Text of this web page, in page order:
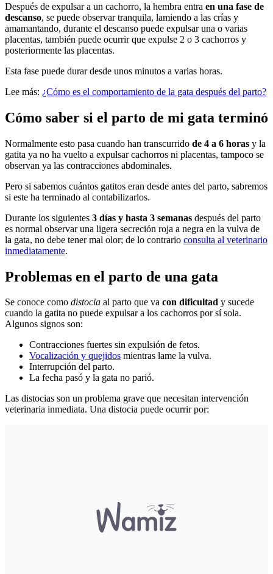
Después de expulsar a un cachorro, la hembra entra en una fase de
descanso, se puede observar tranquila, lamiendo a las crías y
amamantando, durante el descanso puede expulsar una o varias
placentas, también puede ocurrir que expulse 2 o 3 cachorros y
posteriormente las placentas.
Esta fase puede durar desde unos minutos a varias horas.
Lee más: ¿Cómo es el comportamiento de la gata después del parto?
Cómo saber si el parto de mi gata terminó
Normalmente esto pasa cuando han transcurrido de 4 a 6 horas y la
gatita ya no ha vuelto a expulsar cachorros ni placentas, tampoco se
observan ya las contracciones abdominales.
Pero si sabemos cuántos gatitos eran desde antes del parto, sabremos
si este ha terminado al contabilizarlos.
Durante los siguientes 3 días y hasta 3 semanas después del parto
es normal observar una ligera secreción roja a negra en la vulva de
la gata, no debe tener mal olor; de lo contrario consulta al veterinario
inmediatamente.
Problemas en el parto de una gata
Se conoce como distocia al parto que va con dificultad y sucede
cuando la gatita no puede expulsar a los cachorros por sí sola.
Algunos signos son:
Contracciones fuertes sin expulsión de fetos.
Vocalización y quejidos mientras lame la vulva.
Interrupción del parto.
La fecha pasó y la gata no parió.
Las distocias son un problema grave que necesitan intervención
veterinaria inmediata. Una distocia puede ocurrir por: